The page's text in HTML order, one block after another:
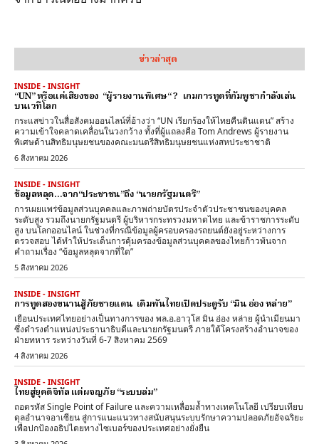
ข่าวล่าสุด
INSIDE - INSIGHT
“UN” หรือแค่เสียงของ “ผู้รายงานพิเศษ“ ? เกมการทูตที่กัมพูชากำลังเล่น
บนเวทีโลก
กระแสข่าวในสื่อสังคมออนไลน์ที่อ้างว่า “UN เรียกร้องให้ไทยคืนดินแดน” สร้าง
ความเข้าใจคลาดเคลื่อนในวงกว้าง ทั้งที่ผู้แถลงคือ Tom Andrews ผู้รายงาน
พิเศษด้านสิทธิมนุษยชนของคณะมนตรีสิทธิมนุษยชนแห่งสหประชาชาติ
6 สิงหาคม 2026
INSIDE - INSIGHT
ข้อมูลหลุด…จาก“ประชาชน”ถึง “นายกรัฐมนตรี”
การเผยแพร่ข้อมูลส่วนบุคคลและภาพถ่ายบัตรประจำตัวประชาชนของบุคคล
ระดับสูง รวมถึงนายกรัฐมนตรี ผู้บริหารกระทรวงมหาดไทย และข้าราชการระดับ
สูง บนโลกออนไลน์ ในช่วงที่กรณีข้อมูลผู้ครอบครองรถยนต์ยังอยู่ระหว่างการ
ตรวจสอบ ได้ทำให้ประเด็นการคุ้มครองข้อมูลส่วนบุคคลของไทยก้าวพ้นจาก
คำถามเรื่อง “ข้อมูลหลุดจากที่ใด”
5 สิงหาคม 2026
INSIDE - INSIGHT
การทูตสองขนานสู้ภัยชายแดน เดิมพันไทยเปิดประตูรับ “มิน อ่อง หล่าย”
เยือนประเทศไทยอย่างเป็นทางการของ พล.อ.อาวุโส มิน อ่อง หล่าย ผู้นำเมียนมา
ซึ่งดำรงตำแหน่งประธานาธิบดีและนายกรัฐมนตรี ภายใต้โครงสร้างอำนาจของ
ฝ่ายทหาร ระหว่างวันที่ 6-7 สิงหาคม 2569
4 สิงหาคม 2026
INSIDE - INSIGHT
ไทยสู่ยุคดิจิทัล แต่ผจญภัย “ระบบล่ม”
ถอดรหัส Single Point of Failure และความเหลื่อมล้ำทางเทคโนโลยี เปรียบเทียบ
ดุลอำนาจอาเซียน สู่การแนะแนวทางสนับสนุนระบบรักษาความปลอดภัยอัจฉริยะ
เพื่อปกป้องอธิปไตยทางไซเบอร์ของประเทศอย่างยั่งยืน